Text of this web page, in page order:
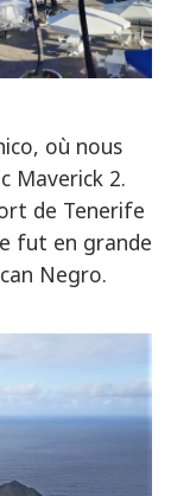
où nous
Maverick 2.
de Tenerife
fut en grande
Negro.